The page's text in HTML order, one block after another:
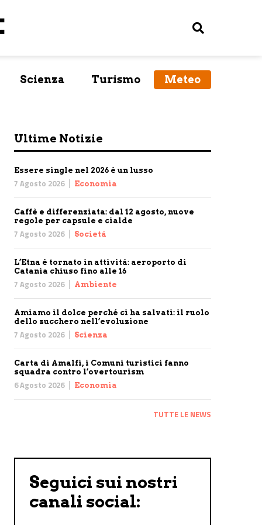
Scienza Turismo Meteo
Ultime Notizie
Essere single nel 2026 è un lusso
7 Agosto 2026 Economia
Caffè e differenziata: dal 12 agosto, nuove
regole per capsule e cialde
7 Agosto 2026 Società
L’Etna è tornato in attività: aeroporto di
Catania chiuso fino alle 16
7 Agosto 2026 Ambiente
Amiamo il dolce perché ci ha salvati: il ruolo
dello zucchero nell’evoluzione
7 Agosto 2026 Scienza
Carta di Amalfi, i Comuni turistici fanno
squadra contro l’overtourism
6 Agosto 2026 Economia
TUTTE LE NEWS
Seguici sui nostri
canali social: